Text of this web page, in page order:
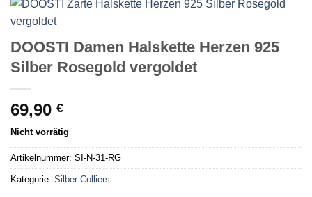
DOOSTI Damen Halskette Herzen 925
Silber Rosegold vergoldet
69,90 €
Nicht vorrätig
Artikelnummer: SI-N-31-RG
Kategorie: Silber Colliers